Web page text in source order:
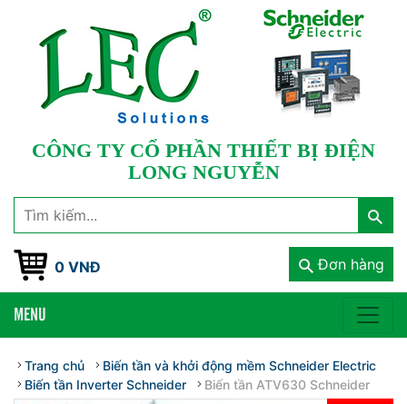
CÔNG TY CỔ PHẦN THIẾT BỊ ĐIỆN
LONG NGUYỄN
0 VNĐ Đơn hàng
MENU
Trang chủ
Biến tần và khởi động mềm Schneider Electric
Biến tần Inverter Schneider
Biến tần ATV630 Schneider